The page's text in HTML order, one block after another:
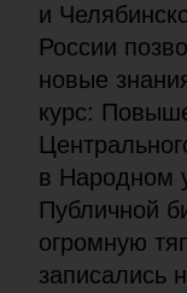
и
России
новые
курс:
в Народном
Публичной
огромную
записались